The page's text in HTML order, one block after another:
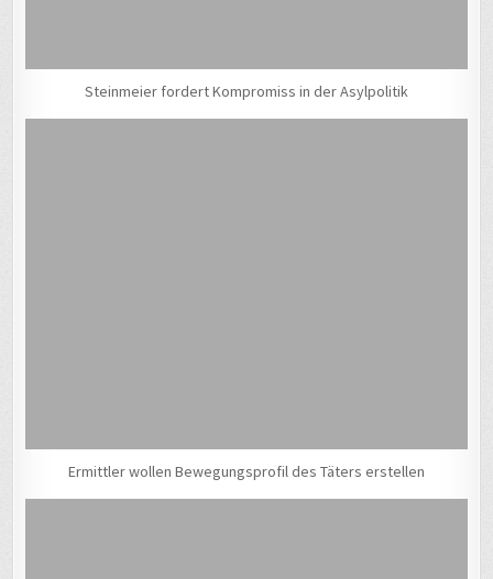
Steinmeier fordert Kompromiss in der Asylpolitik
Ermittler wollen Bewegungsprofil des Täters erstellen